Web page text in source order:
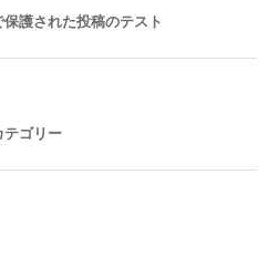
護された投稿のテスト
テゴリー